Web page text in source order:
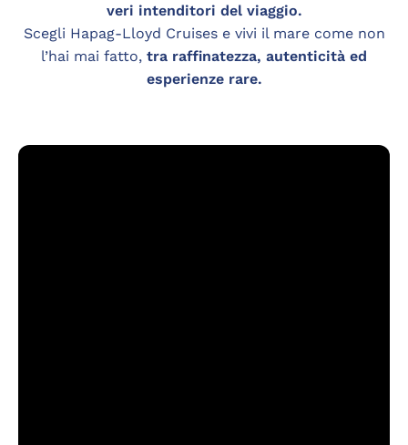
veri intenditori del viaggio.
Scegli Hapag-Lloyd Cruises e vivi il mare come non
l’hai mai fatto, tra raffinatezza, autenticità ed
esperienze rare.